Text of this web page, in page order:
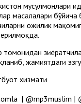
масалалари
ҳожилик
жамиятдаги
хизмати
| @mp3muslim |